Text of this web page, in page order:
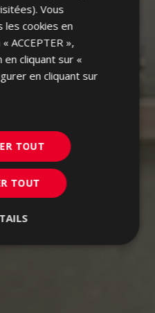
Vous
les cookies en
ACCEPTER »,
cliquant sur «
en cliquant sur
TOUT
TOUT